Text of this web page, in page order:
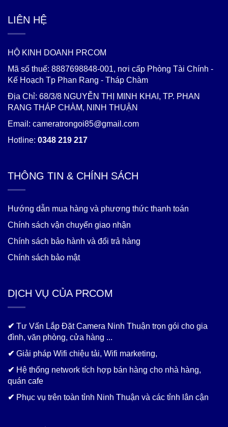
LIÊN HỆ
HỘ KINH DOANH PRCOM
Mã số thuế: 8887698848-001, nơi cấp Phòng Tài Chính -
Kế Hoạch Tp Phan Rang - Tháp Chàm
Địa Chỉ: 68/3/8 NGUYỄN THỊ MINH KHAI, TP. PHAN
RANG THÁP CHÀM, NINH THUẬN
Email: cameratrongoi85@gmail.com
Hotline: 0348 219 217
THÔNG TIN & CHÍNH SÁCH
Hướng dẫn mua hàng và phương thức thanh toán
Chính sách vận chuyển giao nhận
Chính sách bảo hành và đổi trả hàng
Chính sách bảo mật
DỊCH VỤ CỦA PRCOM
✔ Tư Vấn Lắp Đặt Camera Ninh Thuận trọn gói cho gia
đình, văn phòng, cửa hàng ...
✔ Giải pháp Wifi chiệu tải, Wifi marketing,
✔ Hệ thống network tích hợp bán hàng cho nhà hàng,
quán cafe
✔ Phục vụ trên toàn tỉnh Ninh Thuận và các tỉnh lân cận